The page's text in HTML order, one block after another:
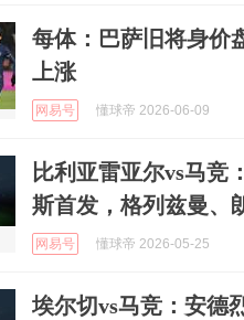
每体：巴萨旧将身价
上涨
网易号 懂球帝 2026-06-09
比利亚雷亚尔vs马竞
斯首发，格列兹曼、
网易号 懂球帝 2026-05-25
埃尔切vs马竞：安德